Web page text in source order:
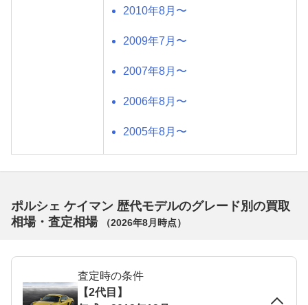
2010年8月〜
2009年7月〜
2007年8月〜
2006年8月〜
2005年8月〜
ポルシェ ケイマン 歴代モデルのグレード別の買取
相場・査定相場
（2026年8月 時点）
査定時の条件
【2代目】